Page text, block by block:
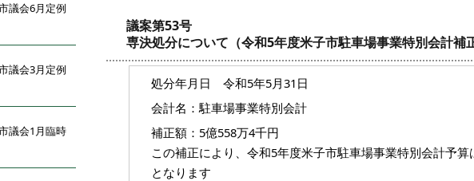
議会6月定例
議会3月定例
議会1月臨時
議案第53号
専決処分について（令和5年度米子市駐車場事業特別会計補
処分年月日 令和5年5月31日
会計名：駐車場事業特別会計
補正額：5億558万4千円
この補正により、令和5年度米子市駐車場事業特別会計予
となります